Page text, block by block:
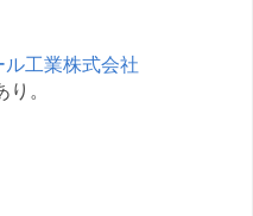
ル工業株式会社
。